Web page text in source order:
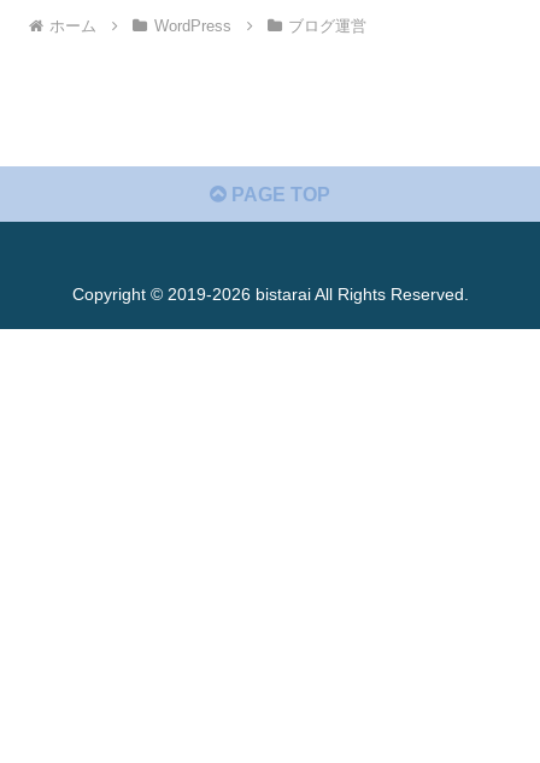
ホーム WordPress ブログ運営
PAGE TOP
Copyright © 2019-2026 bistarai All Rights Reserved.